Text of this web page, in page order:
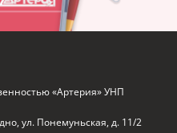
«Артерия» УНП
ул. Понемуньская, д. 11/2